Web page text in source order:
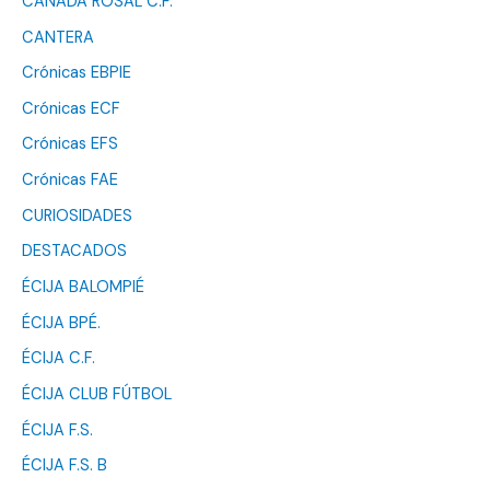
CANTERA
Crónicas EBPIE
Crónicas ECF
Crónicas EFS
Crónicas FAE
CURIOSIDADES
DESTACADOS
ÉCIJA BALOMPIÉ
ÉCIJA BPÉ.
ÉCIJA C.F.
ÉCIJA CLUB FÚTBOL
ÉCIJA F.S.
ÉCIJA F.S. B